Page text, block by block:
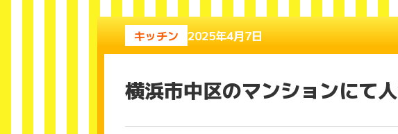
キッチン 2025年4月7日
横浜市中区のマンションにて